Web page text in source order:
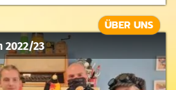
2022/23
ÜBER UNS